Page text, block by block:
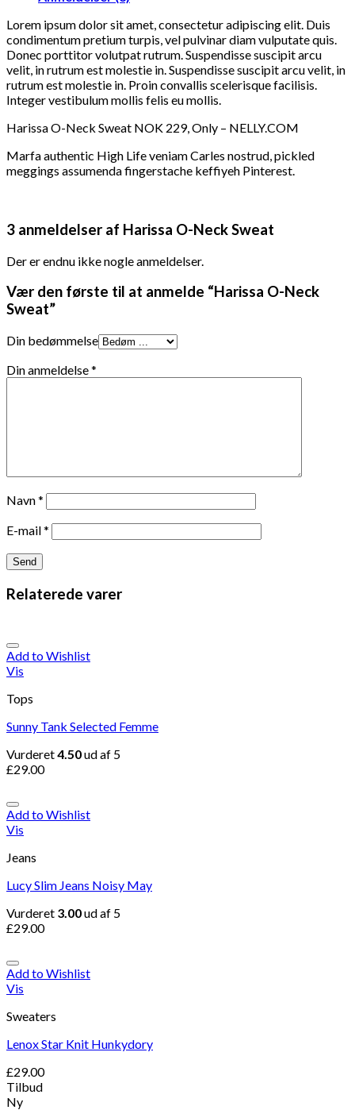
Lorem ipsum dolor sit amet, consectetur adipiscing elit. Duis
condimentum pretium turpis, vel pulvinar diam vulputate quis.
Donec porttitor volutpat rutrum. Suspendisse suscipit arcu
velit, in rutrum est molestie in. Suspendisse suscipit arcu velit, in
rutrum est molestie in. Proin convallis scelerisque facilisis.
Integer vestibulum mollis felis eu mollis.
Harissa O-Neck Sweat NOK 229, Only – NELLY.COM
Marfa authentic High Life veniam Carles nostrud, pickled
meggings assumenda fingerstache keffiyeh Pinterest.
3 anmeldelser af Harissa O-Neck Sweat
Der er endnu ikke nogle anmeldelser.
Vær den første til at anmelde “Harissa O-Neck
Sweat”
Din bedømmelse
Din anmeldelse*
Navn*
E-mail*
Relaterede varer
Add to Wishlist
Vis
Tops
Sunny Tank Selected Femme
Vurderet4.50ud af 5
£29.00
Add to Wishlist
Vis
Jeans
Lucy Slim Jeans Noisy May
Vurderet 3.00ud af 5
£29.00
Add to Wishlist
Vis
Sweaters
Lenox Star Knit Hunkydory
£29.00
Tilbud
Ny